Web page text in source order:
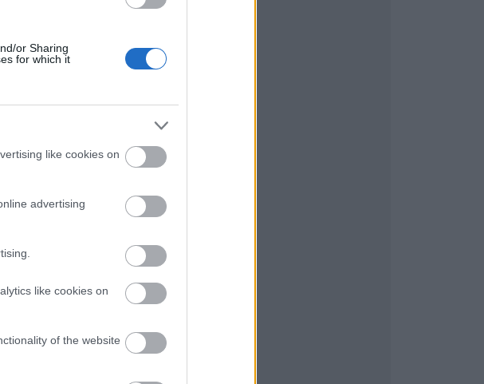
or Sharing
for which it
like cookies on
advertising
like cookies on
of the website
a